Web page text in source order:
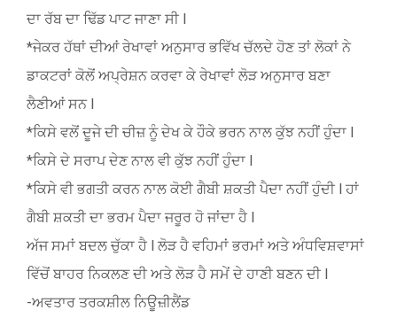
ਦਾ ਰੱਬ ਦਾ ਢਿੱਡ ਪਾਟ ਜਾਣਾ ਸੀ l
*ਜੇਕਰ ਹੱਥਾਂ ਦੀਆਂ ਰੇਖਾਵਾਂ ਅਨੁਸਾਰ ਭਵਿੱਖ ਚੱਲਦੇ ਹੋਣ ਤਾਂ ਲੋਕਾਂ ਨੇ
ਡਾਕਟਰਾਂ ਕੋਲੋਂ ਅਪ੍ਰੇਸ਼ਨ ਕਰਵਾ ਕੇ ਰੇਖਾਵਾਂ ਲੋੜ ਅਨੁਸਾਰ ਬਣਾ
ਲੈਣੀਆਂ ਸਨ l
*ਕਿਸੇ ਵਲੋਂ ਦੂਜੇ ਦੀ ਚੀਜ਼ ਨੂੰ ਦੇਖ ਕੇ ਹੌਕੇ ਭਰਨ ਨਾਲ ਕੁੱਝ ਨਹੀਂ ਹੁੰਦਾ l
*ਕਿਸੇ ਦੇ ਸਰਾਪ ਦੇਣ ਨਾਲ ਵੀ ਕੁੱਝ ਨਹੀਂ ਹੁੰਦਾ l
*ਕਿਸੇ ਵੀ ਭਗਤੀ ਕਰਨ ਨਾਲ ਕੋਈ ਗੈਬੀ ਸ਼ਕਤੀ ਪੈਦਾ ਨਹੀਂ ਹੁੰਦੀ l ਹਾਂ
ਗੈਬੀ ਸ਼ਕਤੀ ਦਾ ਭਰਮ ਪੈਦਾ ਜਰੂਰ ਹੋ ਜਾਂਦਾ ਹੈ l
ਅੱਜ ਸਮਾਂ ਬਦਲ ਚੁੱਕਾ ਹੈ l ਲੋੜ ਹੈ ਵਹਿਮਾਂ ਭਰਮਾਂ ਅਤੇ ਅੰਧਵਿਸ਼ਵਾਸਾਂ
ਵਿੱਚੋਂ ਬਾਹਰ ਨਿਕਲਣ ਦੀ ਅਤੇ ਲੋੜ ਹੈ ਸਮੇਂ ਦੇ ਹਾਣੀ ਬਣਨ ਦੀ l
-ਅਵਤਾਰ ਤਰਕਸ਼ੀਲ ਨਿਊਜ਼ੀਲੈਂਡ